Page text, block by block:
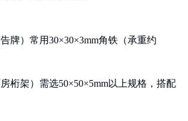
牌）常用30×30×3mm角铁（承重约
桁架）需选50×50×5mm以上规格，搭配